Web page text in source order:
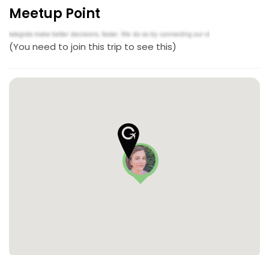
Meetup Point
(You need to join this trip to see this)